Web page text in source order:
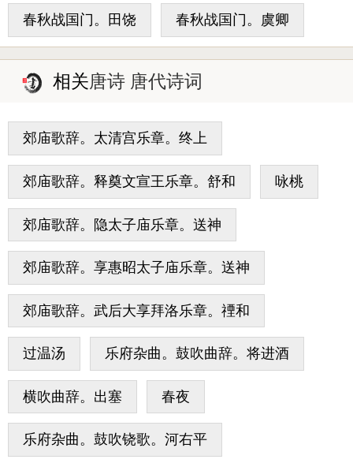
春秋战国门。田饶 春秋战国门。虞卿
相关唐诗 唐代诗词
郊庙歌辞。太清宫乐章。终上
郊庙歌辞。释奠文宣王乐章。舒和 咏桃
郊庙歌辞。隐太子庙乐章。送神
郊庙歌辞。享惠昭太子庙乐章。送神
郊庙歌辞。武后大享拜洛乐章。禋和
过温汤 乐府杂曲。鼓吹曲辞。将进酒
横吹曲辞。出塞 春夜
乐府杂曲。鼓吹铙歌。河右平